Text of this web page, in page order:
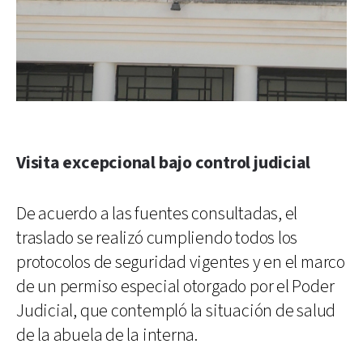
Visita excepcional bajo control judicial
De acuerdo a las fuentes consultadas, el
traslado se realizó cumpliendo todos los
protocolos de seguridad vigentes y en el marco
de un permiso especial otorgado por el Poder
Judicial, que contempló la situación de salud
de la abuela de la interna.